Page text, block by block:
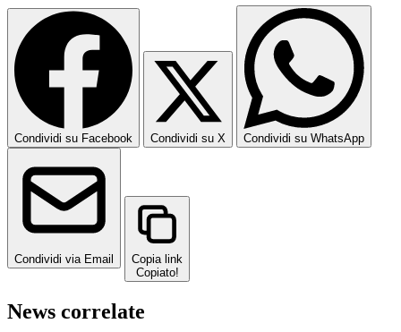
Condividi su Facebook Condividi su X Condividi su WhatsApp
Condividi via Email
Copia link
Copiato!
News correlate